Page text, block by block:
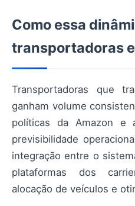
Como essa
transportadoras
Transportadoras que
ganham volume
políticas da Amazon e
previsibilidade
integração entre o
plataformas dos
alocação de veículos e